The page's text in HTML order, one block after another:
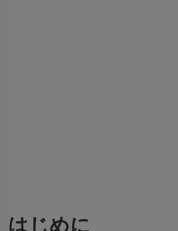
はじめに